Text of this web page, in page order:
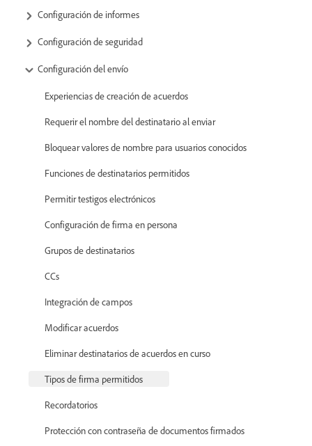
Configuración de informes
Configuración de seguridad
Configuración del envío
Experiencias de creación de acuerdos
Requerir el nombre del destinatario al enviar
Bloquear valores de nombre para usuarios conocidos
Funciones de destinatarios permitidos
Permitir testigos electrónicos
Configuración de firma en persona
Grupos de destinatarios
CCs
Integración de campos
Modificar acuerdos
Eliminar destinatarios de acuerdos en curso
Tipos de firma permitidos
Recordatorios
Protección con contraseña de documentos firmados